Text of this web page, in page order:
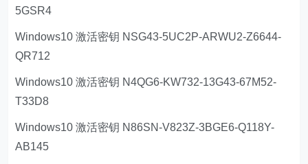
5GSR4
Windows10 激活密钥 NSG43-5UC2P-ARWU2-Z6644-
QR712
Windows10 激活密钥 N4QG6-KW732-13G43-67M52-
T33D8
Windows10 激活密钥 N86SN-V823Z-3BGE6-Q118Y-
AB145